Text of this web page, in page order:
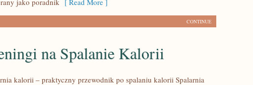
jako poradnik [ Read More ]
CONTINUE
na Spalanie Kalorii
kalorii – praktyczny przewodnik po spalaniu kalorii Spalarnia